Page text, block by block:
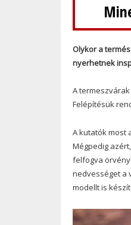
Olykor a
nyerhetnek
A
Felépítésük
A kutatók most
Mégpedig
felfogva
nedvességet a
modellt is